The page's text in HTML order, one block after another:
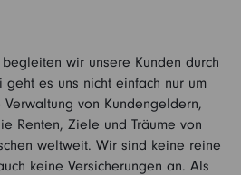
wir unsere Kunden durch
geht es uns nicht einfach nur um
von Kundengeldern,
Renten, Ziele und Träume von
weltweit. Wir sind keine reine
keine Versicherungen an. Als